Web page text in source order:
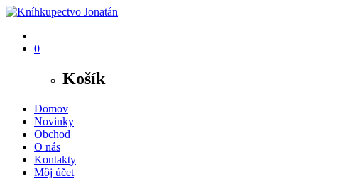
0
Košík
Domov
Novinky
Obchod
O nás
Kontakty
Môj účet